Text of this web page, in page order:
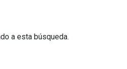
a esta búsqueda.